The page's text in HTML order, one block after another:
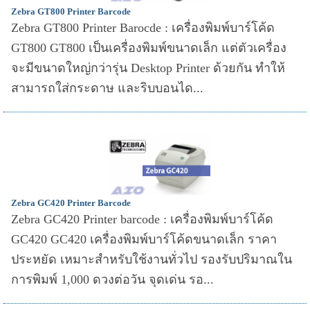
Zebra GT800 Printer Barcode
Zebra GT800 Printer Barocde : เครื่องพิมพ์บาร์โค้ด
GT800 GT800 เป็นเครื่องพิมพ์ขนาดเล็ก แต่ตัวเครื่อง
จะมีขนาดใหญ่กว่ารุ่น Desktop Printer ด้วยกัน ทำให้
สามารถใส่กระดาษ และริบบอนได...
Zebra GC420 Printer Barcode
Zebra GC420 Printer barcode : เครื่องพิมพ์บาร์โค้ด
GC420 GC420 เครื่องพิมพ์บาร์โค้ดขนาดเล็ก ราคา
ประหยัด เหมาะสำหรับใช้งานทั่วไป รองรับปริมาณใน
การพิมพ์ 1,000 ดวงต่อวัน จุดเด่น รอ...